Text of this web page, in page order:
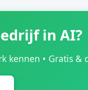
in AI?
kennen • Gratis &